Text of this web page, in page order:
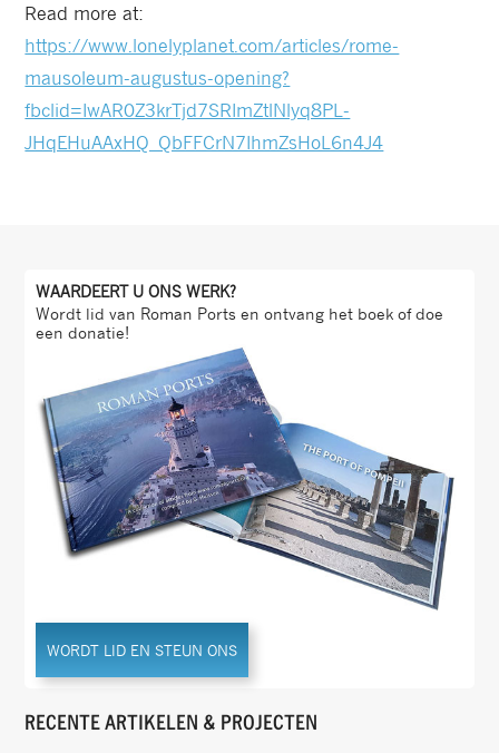
Read more at:
https://www.lonelyplanet.com/articles/rome-
mausoleum-augustus-opening?
fbclid=IwAR0Z3krTjd7SRImZtlNlyq8PL-
JHqEHuAAxHQ_QbFFCrN7IhmZsHoL6n4J4
WAARDEERT U ONS WERK?
Wordt lid van Roman Ports en ontvang het boek of doe
een donatie!
WORDT LID EN STEUN ONS
RECENTE ARTIKELEN & PROJECTEN